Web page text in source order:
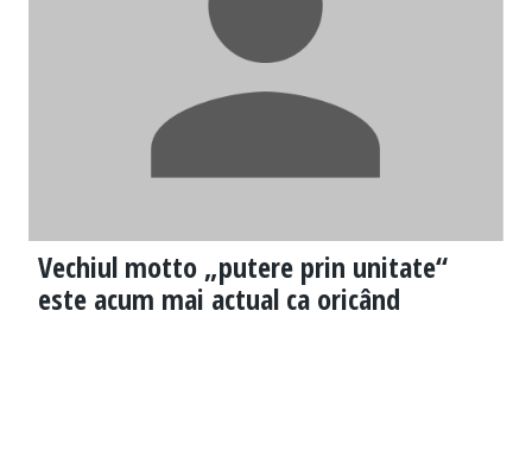
Vechiul motto „putere prin unitate“
este acum mai actual ca oricând